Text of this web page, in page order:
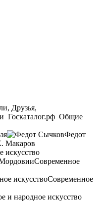
Друзья,
Госкаталог.рф Общие
Федот
Макаров
искусство
Современное
Современное